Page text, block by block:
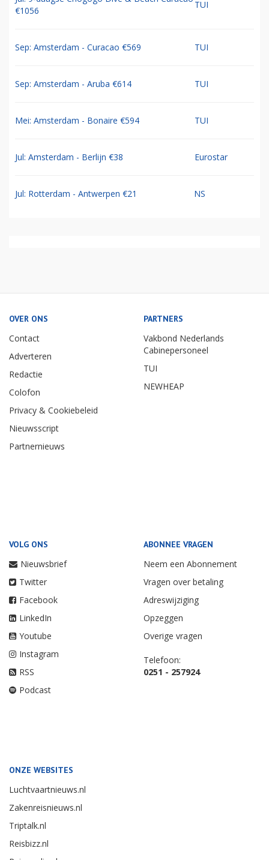
€1056
TUI
Sep: Amsterdam - Curacao €569 TUI
Sep: Amsterdam - Aruba €614 TUI
Mei: Amsterdam - Bonaire €594 TUI
Jul: Amsterdam - Berlijn €38 Eurostar
Jul: Rotterdam - Antwerpen €21 NS
OVER ONS
Contact
Adverteren
Redactie
Colofon
Privacy & Cookiebeleid
Nieuwsscript
Partnernieuws
PARTNERS
Vakbond Nederlands
Cabinepersoneel
TUI
NEWHEAP
VOLG ONS
Nieuwsbrief
Twitter
Facebook
LinkedIn
Youtube
Instagram
RSS
Podcast
ABONNEE VRAGEN
Neem een Abonnement
Vragen over betaling
Adreswijziging
Opzeggen
Overige vragen
Telefoon:
0251 - 257924
ONZE WEBSITES
Luchtvaartnieuws.nl
Zakenreisnieuws.nl
Triptalk.nl
Reisbizz.nl